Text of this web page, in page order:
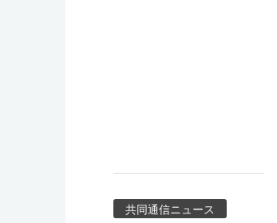
共同通信ニュース